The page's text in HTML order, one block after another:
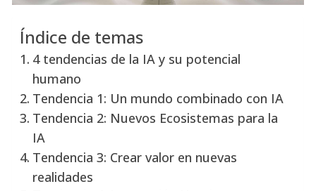
Índice de temas
4 tendencias de la IA y su potencial
humano
Tendencia 1: Un mundo combinado con IA
Tendencia 2: Nuevos Ecosistemas para la
IA
Tendencia 3: Crear valor en nuevas
realidades